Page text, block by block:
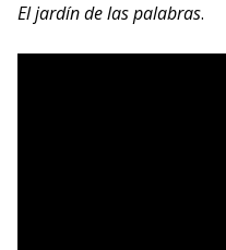
El jardín de las palabras.